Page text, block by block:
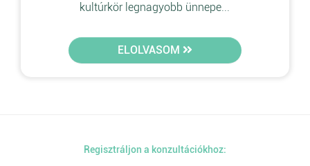
kultúrkör legnagyobb ünnepe...
ELOLVASOM
Regisztráljon a konzultációkhoz: